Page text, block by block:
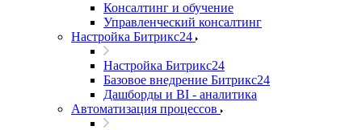
Консалтинг и обучение
Управленческий консалтинг
Настройка Битрикс24
Настройка Битрикс24
Базовое внедрение Битрикс24
Дашборды и BI - аналитика
Автоматизация процессов